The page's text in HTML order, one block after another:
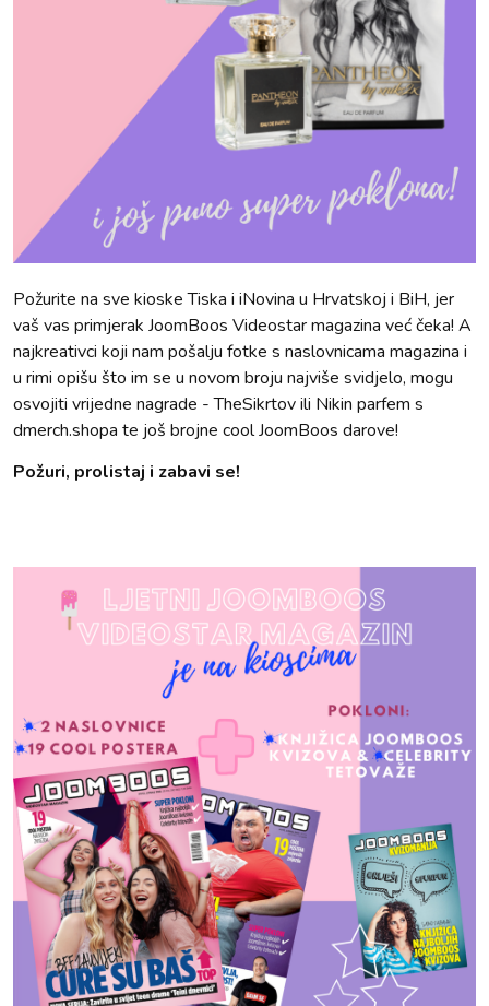
Požurite na sve kioske Tiska i iNovina u Hrvatskoj i BiH, jer
vaš vas primjerak JoomBoos Videostar magazina već čeka! A
najkreativci koji nam pošalju fotke s naslovnicama magazina i
u rimi opišu što im se u novom broju najviše svidjelo, mogu
osvojiti vrijedne nagrade - TheSikrtov ili Nikin parfem s
dmerch.shopa te još brojne cool JoomBoos darove!
Požuri, prolistaj i zabavi se!